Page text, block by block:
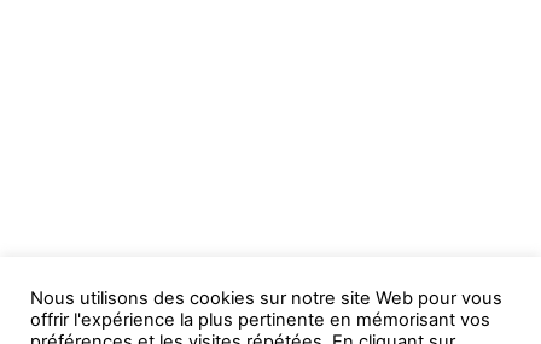
Nous utilisons des cookies sur notre site Web pour vous
offrir l'expérience la plus pertinente en mémorisant vos